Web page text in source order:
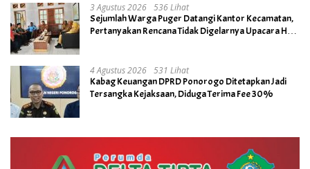
3 Agustus 2026 536 Lihat
Sejumlah Warga Puger Datangi Kantor Kecamatan,
Pertanyakan Rencana Tidak Digelarnya Upacara HUT
4 Agustus 2026 531 Lihat
Kabag Keuangan DPRD Ponorogo Ditetapkan Jadi
Tersangka Kejaksaan, Diduga Terima Fee 30%